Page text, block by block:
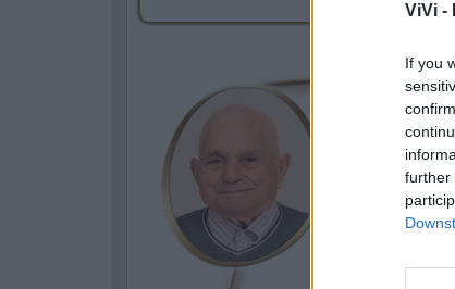
ViVi -
If you
further